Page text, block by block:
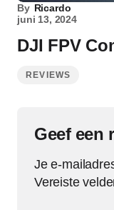
By Ricardo
juni 13, 2024
DJI FPV
REVIEWS
Geef een
Je e-
Vereiste